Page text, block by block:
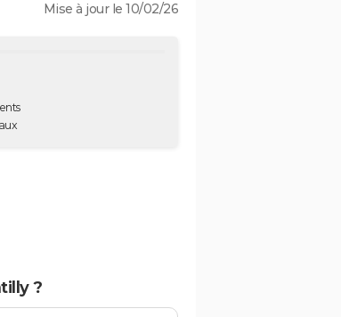
Mise à jour le 10/02/26
?